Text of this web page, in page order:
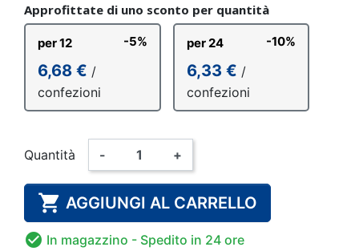
Approfittate di uno sconto per quantità
per 12 -5%
6,68 € /
confezioni
per 24 -10%
6,33 € /
confezioni
Quantità - +
 AGGIUNGI AL CARRELLO
 In magazzino - Spedito in 24 ore